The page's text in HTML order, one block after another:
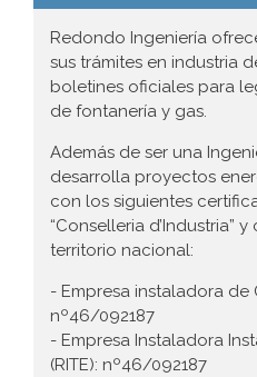
Redondo Ingeniería
sus trámites en industria
boletines oficiales para
de fontanería y gas.
Además de ser una
desarrolla proyectos
con los siguientes
“Conselleria d’Industria”
territorio nacional:
- Empresa instaladora de
nº46/092187
- Empresa Instaladora
(RITE): nº46/092187